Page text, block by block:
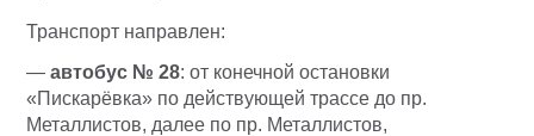
Транспорт направлен:
— автобус № 28: от конечной остановки
«Пискарёвка» по действующей трассе до пр.
Металлистов, далее по пр. Металлистов,